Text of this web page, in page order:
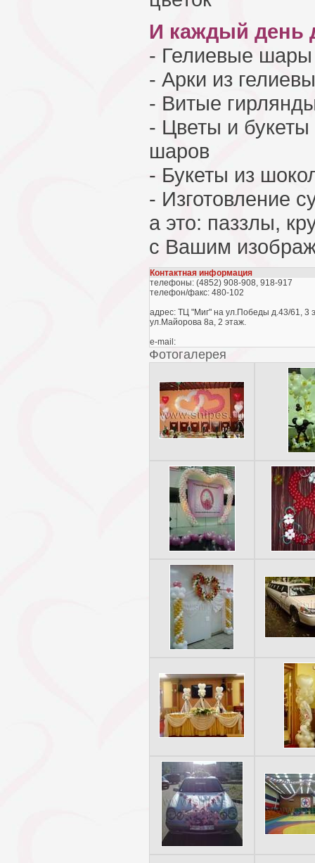
И каждый день
- Гелиевые шары
- Арки из
- Витые
- Цветы и
шаров
- Букеты из
- Изготовление
а это: паззлы,
с Вашим
Контактная информация
телефоны: (4852) 908-908, 918-917
телефон/факс: 480-102
адрес: ТЦ "Миг" на ул.Победы д.43/61, 3
ул.Майорова 8а, 2 этаж.
e-mail:
Фотогалерея